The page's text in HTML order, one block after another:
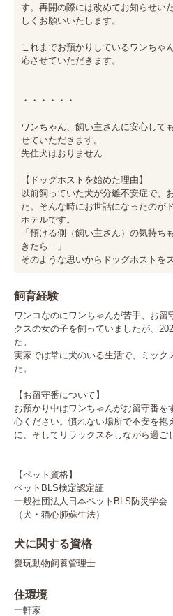
す。再開の際には改めてお知らせい
しくお願いいたします。
これまでお預かりしているワンちゃ
応させていただきます。
・・・・・・
ワンちゃん、飼い主さんに安心して
せていただきます。
︎先住犬はおりません
【ドッグホストを始めた理由】
以前飼っていた犬が分離不安症で、
た。そんな時にお世話になったのが
ホテルです。
「預ける側（飼い主さん）の気持ち
きたら…」
そのような思いからドッグホストを
飼育経験
ワンコなのにワンちゃんが苦手、お留
クスの女の子を飼っていましたが、
た。
実家では常に犬のいる生活で、ミック
た。
【お留守番について】
お預かり中はワンちゃんがお留守番を
心ください。慣れない場所で不安を抱
に、そしてリラックスをしながら過ご
【ペット資格】
ペットBLS検定認定証
一般社団法人日本ペットBLS防災学会
（犬・猫心肺蘇生法）
犬に関する資格
愛玩動物飼養管理士
住環境
一軒家